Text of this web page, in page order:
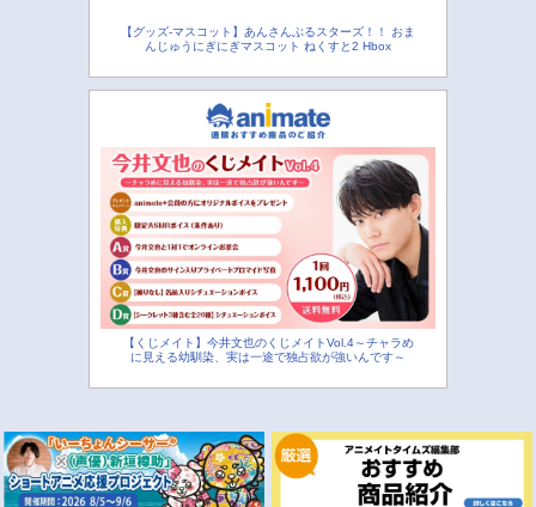
【グッズ-マスコット】あんさんぶるスターズ！！ おま
んじゅうにぎにぎマスコット ねくすと2 Hbox
【くじメイト】今井文也のくじメイトVol.4～チャラめ
に見える幼馴染、実は一途で独占欲が強いんです～